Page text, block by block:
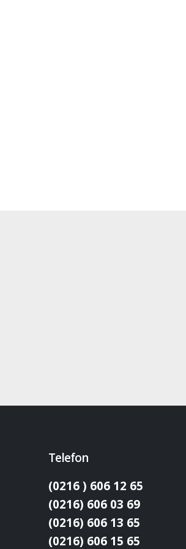
Telefon
(0216 ) 606 12 65
(0216) 606 03 69
(0216) 606 13 65
(0216) 606 15 65